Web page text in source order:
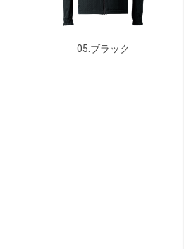
05.ブラック